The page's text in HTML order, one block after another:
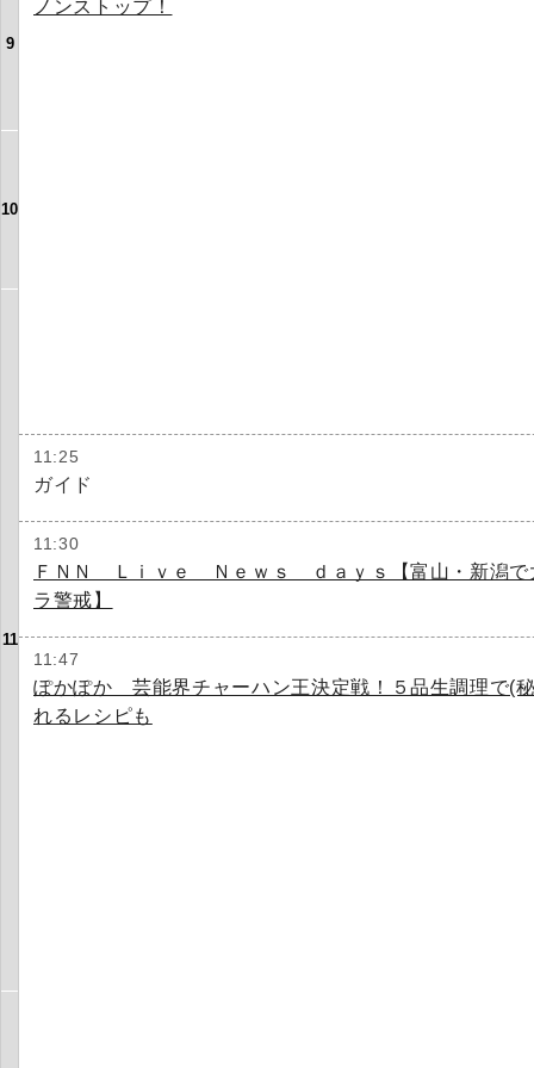
9
ノンストップ！
10
11
11:25
ガイド
11:30
ＦＮＮ Ｌｉｖｅ Ｎｅｗｓ ｄａｙｓ【富山・新潟で
ラ警戒】
11:47
ぽかぽか 芸能界チャーハン王決定戦！５品生調理で(
れるレシピも